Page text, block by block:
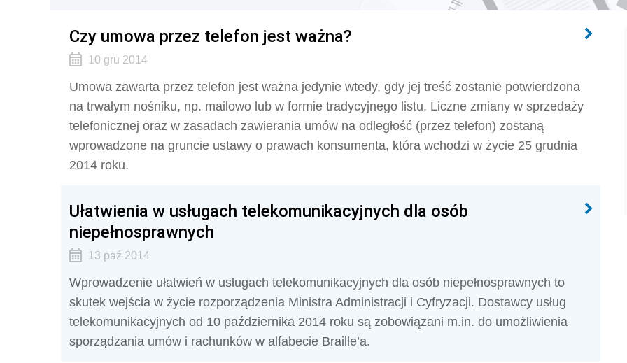
Czy umowa przez telefon jest ważna?
10 gru 2014
Umowa zawarta przez telefon jest ważna jedynie wtedy, gdy jej treść zostanie potwierdzona
na trwałym nośniku, np. mailowo lub w formie tradycyjnego listu. Liczne zmiany w sprzedaży
telefonicznej oraz w zasadach zawierania umów na odległość (przez telefon) zostaną
wprowadzone na gruncie ustawy o prawach konsumenta, która wchodzi w życie 25 grudnia
2014 roku.
Ułatwienia w usługach telekomunikacyjnych dla osób
niepełnosprawnych
13 paź 2014
Wprowadzenie ułatwień w usługach telekomunikacyjnych dla osób niepełnosprawnych to
skutek wejścia w życie rozporządzenia Ministra Administracji i Cyfryzacji. Dostawcy usług
telekomunikacyjnych od 10 października 2014 roku są zobowiązani m.in. do umożliwienia
sporządzania umów i rachunków w alfabecie Braille’a.